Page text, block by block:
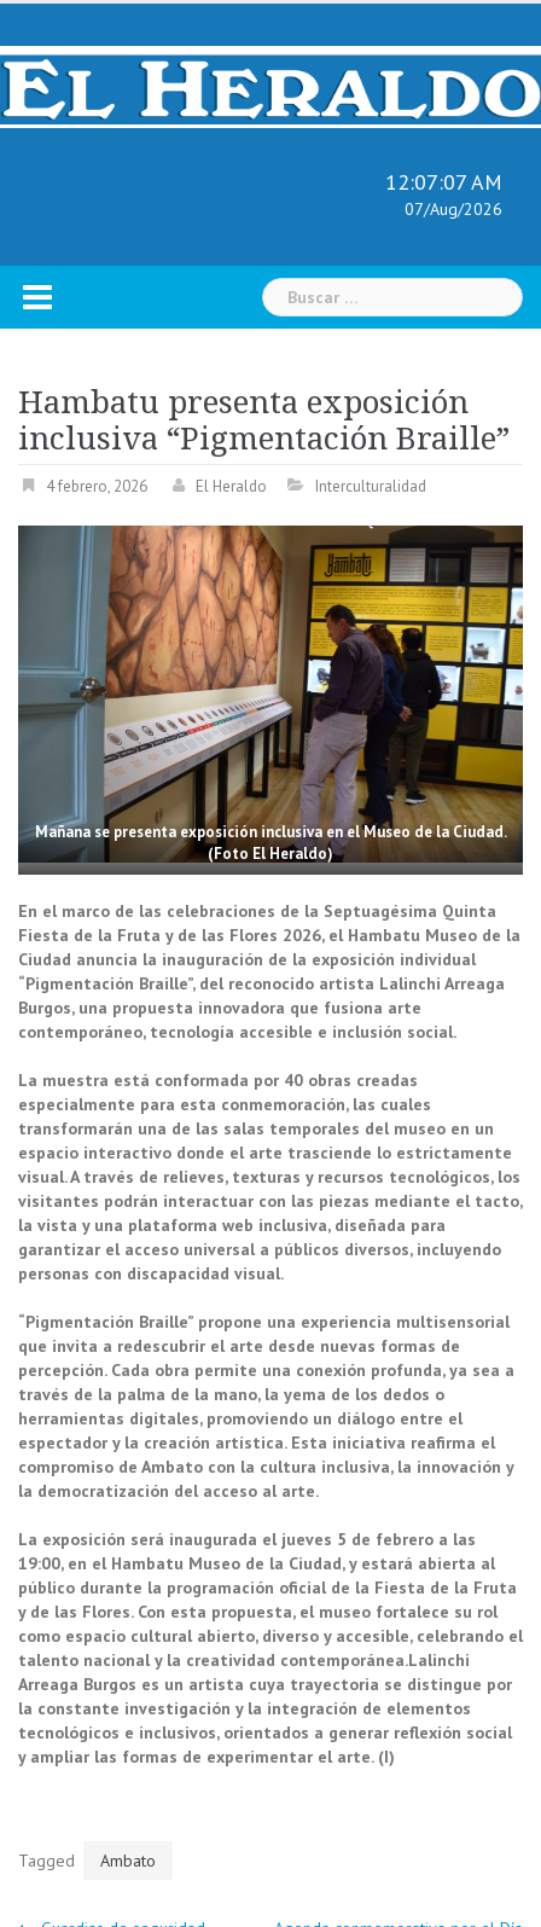
Skip
content
12:07:08 AM
07/Aug/2026
Buscar:
Hambatu presenta exposición
inclusiva “Pigmentación Braille”
4 febrero, 2026 El Heraldo Interculturalidad
Mañana se presenta exposición inclusiva en el Museo de la Ciudad.
(Foto El Heraldo)
En el marco de las celebraciones de la Septuagésima Quinta
Fiesta de la Fruta y de las Flores 2026, el Hambatu Museo de la
Ciudad anuncia la inauguración de la exposición individual
“Pigmentación Braille”, del reconocido artista Lalinchi Arreaga
Burgos, una propuesta innovadora que fusiona arte
contemporáneo, tecnología accesible e inclusión social.
La muestra está conformada por 40 obras creadas
especialmente para esta conmemoración, las cuales
transformarán una de las salas temporales del museo en un
espacio interactivo donde el arte trasciende lo estrictamente
visual. A través de relieves, texturas y recursos tecnológicos, los
visitantes podrán interactuar con las piezas mediante el tacto,
la vista y una plataforma web inclusiva, diseñada para
garantizar el acceso universal a públicos diversos, incluyendo
personas con discapacidad visual.
“Pigmentación Braille” propone una experiencia multisensorial
que invita a redescubrir el arte desde nuevas formas de
percepción. Cada obra permite una conexión profunda, ya sea a
través de la palma de la mano, la yema de los dedos o
herramientas digitales, promoviendo un diálogo entre el
espectador y la creación artística. Esta iniciativa reafirma el
compromiso de Ambato con la cultura inclusiva, la innovación y
la democratización del acceso al arte.
La exposición será inaugurada el jueves 5 de febrero a las
19:00, en el Hambatu Museo de la Ciudad, y estará abierta al
público durante la programación oficial de la Fiesta de la Fruta
y de las Flores. Con esta propuesta, el museo fortalece su rol
como espacio cultural abierto, diverso y accesible, celebrando el
talento nacional y la creatividad contemporánea.Lalinchi
Arreaga Burgos es un artista cuya trayectoria se distingue por
la constante investigación y la integración de elementos
tecnológicos e inclusivos, orientados a generar reflexión social
y ampliar las formas de experimentar el arte. (I)
Tagged Ambato